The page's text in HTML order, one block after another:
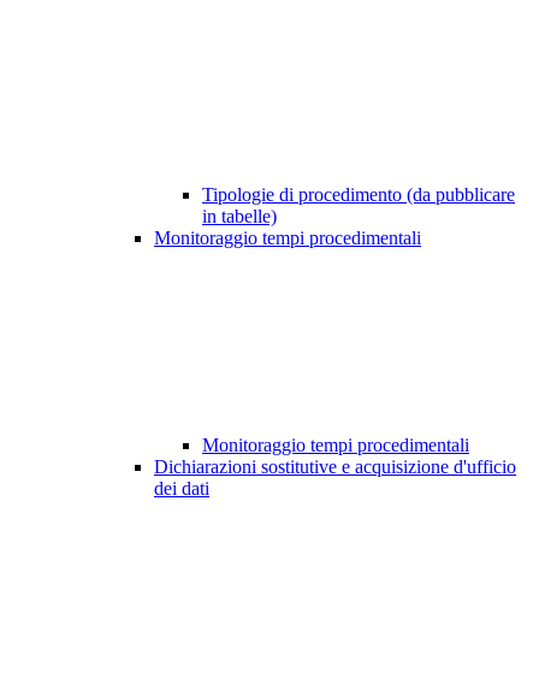
Tipologie di procedimento (da pubblicare
in tabelle)
Monitoraggio tempi procedimentali
Monitoraggio tempi procedimentali
Dichiarazioni sostitutive e acquisizione d'ufficio
dei dati